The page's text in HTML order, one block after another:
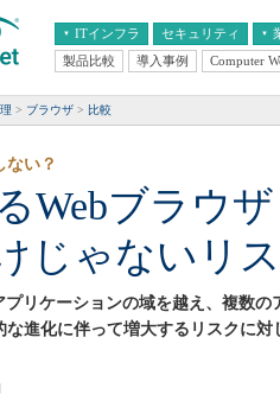
ITインフラ セキュリティ
エンタープライズAI
ERP
CX
情報系システム
経営とIT
製品比較 導入事例 Computer
ブラウザ 比較
Webブラウ
じゃないリ
ない？
プリケーションの域を越え、複数
な進化に伴って増大するリスクに